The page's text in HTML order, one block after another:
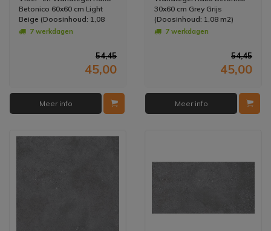
Betonico 60x60 cm Light
Beige (Doosinhoud: 1,08
m2) (prijs per m2)
7 werkdagen
54,45
45,00
Meer info
30x60 cm Grey Grijs
(Doosinhoud: 1,08 m2)
(prijs per m2)
7 werkdagen
54,45
45,00
Meer info